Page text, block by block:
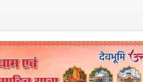
ने किया प्रसाद वितरित